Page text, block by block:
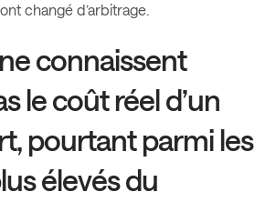
changé d’arbitrage.
connaissent
le coût réel d’un
, pourtant parmi les
élevés du